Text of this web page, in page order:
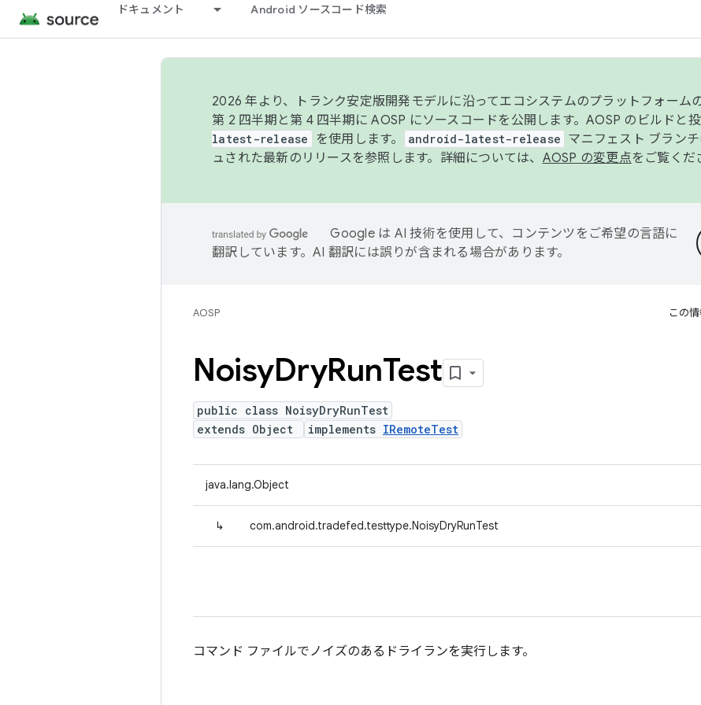
ドキュメント Android ソースコード検索
2026 年より、トランク安定版開発モデルに沿ってエコシステムのプラットフォーム
第 2 四半期と第 4 四半期に AOSP にソースコードを公開します。AOSP のビルドと投
latest-release
を使用します。 android-latest-release マニフェスト ブラン
ュされた最新のリリースを参照します。詳細については、 AOSP の変更点をご覧くだ
Google は AI 技術を使用して、コンテンツをご希望の言語に
翻訳しています。AI 翻訳には誤りが含まれる場合があります。
AOSP この
NoisyDryRunTest
public class NoisyDryRunTest
extends Object
implements IRemoteTest
java.lang.Object
↳ com.android.tradefed.testtype.NoisyDryRunTest
コマンド ファイルでノイズのあるドライランを実行します。